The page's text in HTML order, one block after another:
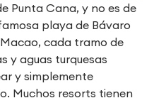
Punta Cana, y no es de
playa de Bávaro
cada tramo de
y aguas turquesas
y simplemente
Muchos resorts tienen